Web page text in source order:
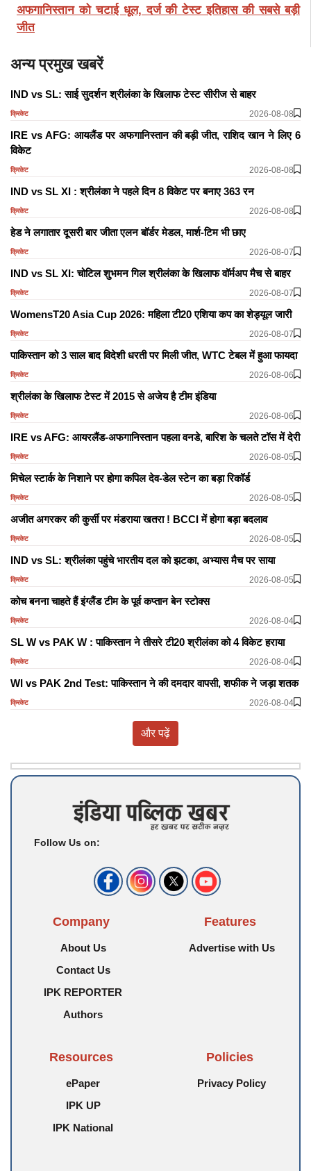
अफगानिस्तान को चटाई धूल, दर्ज की टेस्ट इतिहास की सबसे बड़ी
जीत
अन्य प्रमुख खबरें
IND vs SL: साई सुदर्शन श्रीलंका के खिलाफ टेस्ट सीरीज से बाहर
क्रिकेट 2026-08-08
IRE vs AFG: आयलैंड पर अफगानिस्तान की बड़ी जीत, राशिद खान ने लिए 6
विकेट
क्रिकेट 2026-08-08
IND vs SL XI : श्रीलंका ने पहले दिन 8 विकेट पर बनाए 363 रन
क्रिकेट 2026-08-08
हेड ने लगातार दूसरी बार जीता एलन बॉर्डर मेडल, मार्श-टिम भी छाए
क्रिकेट 2026-08-07
IND vs SL XI: चोटिल शुभमन गिल श्रीलंका के खिलाफ वॉर्मअप मैच से बाहर
क्रिकेट 2026-08-07
WomensT20 Asia Cup 2026: महिला टी20 एशिया कप का शेड्यूल जारी
क्रिकेट 2026-08-07
पाकिस्तान को 3 साल बाद विदेशी धरती पर मिली जीत, WTC टेबल में हुआ फायदा
क्रिकेट 2026-08-06
श्रीलंका के खिलाफ टेस्ट में 2015 से अजेय है टीम इंडिया
क्रिकेट 2026-08-06
IRE vs AFG: आयरलैंड-अफगानिस्तान पहला वनडे, बारिश के चलते टॉस में देरी
क्रिकेट 2026-08-05
मिचेल स्टार्क के निशाने पर होगा कपिल देव-डेल स्टेन का बड़ा रिकॉर्ड
क्रिकेट 2026-08-05
अजीत अगरकर की कुर्सी पर मंडराया खतरा ! BCCI में होगा बड़ा बदलाव
क्रिकेट 2026-08-05
IND vs SL: श्रीलंका पहुंचे भारतीय दल को झटका, अभ्यास मैच पर साया
क्रिकेट 2026-08-05
कोच बनना चाहते हैं इंग्लैंड टीम के पूर्व कप्तान बेन स्टोक्स
क्रिकेट 2026-08-04
SL W vs PAK W : पाकिस्तान ने तीसरे टी20 श्रीलंका को 4 विकेट हराया
क्रिकेट 2026-08-04
WI vs PAK 2nd Test: पाकिस्तान ने की दमदार वापसी, शफीक ने जड़ा शतक
क्रिकेट 2026-08-04
और पढ़ें
Follow Us on:
Company
About Us
Contact Us
IPK REPORTER
Authors
Features
Advertise with Us
Resources
ePaper
IPK UP
IPK National
Policies
Privacy Policy